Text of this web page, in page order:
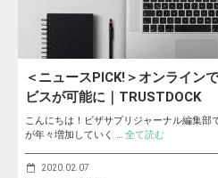
＜ニュースPICK!＞オンライン
ビスが可能に｜TRUSTDOCK
こんにちは！ビザサプリジャーナル編集部
が年々増加していく … 全て読む
2020.02.07